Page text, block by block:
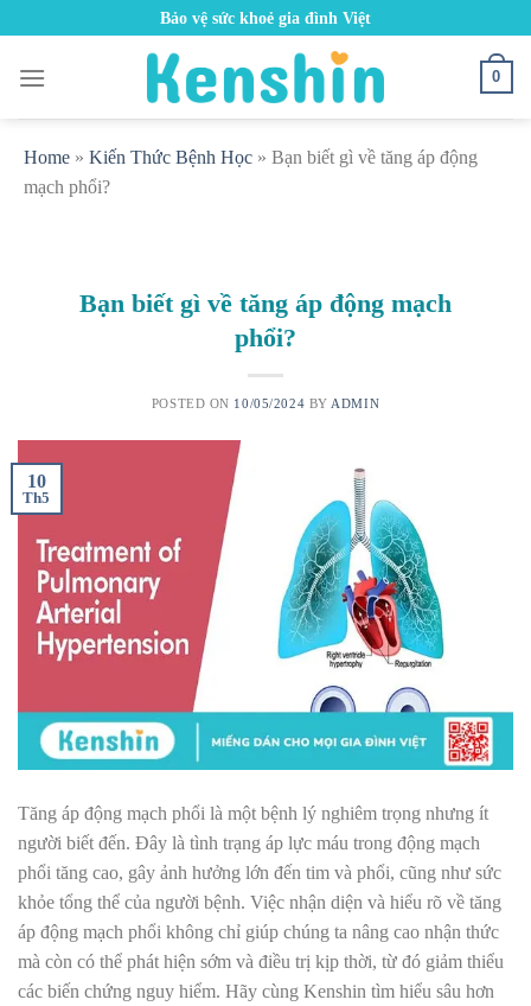
content
Bảo vệ sức khoẻ gia đình Việt
0
Home » Kiến Thức Bệnh Học » Bạn biết gì về tăng áp động
mạch phổi?
Bạn biết gì về tăng áp động mạch
phổi?
POSTED ON 10/05/2024 BY ADMIN
10
Th5
Tăng áp động mạch phổi là một bệnh lý nghiêm trọng nhưng ít
người biết đến. Đây là tình trạng áp lực máu trong động mạch
phổi tăng cao, gây ảnh hưởng lớn đến tim và phổi, cũng như sức
khỏe tổng thể của người bệnh. Việc nhận diện và hiểu rõ về tăng
áp động mạch phổi không chỉ giúp chúng ta nâng cao nhận thức
mà còn có thể phát hiện sớm và điều trị kịp thời, từ đó giảm thiểu
các biến chứng nguy hiểm. Hãy cùng Kenshin tìm hiểu sâu hơn